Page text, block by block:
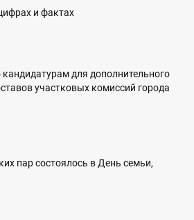
и фактах
для дополнительного
участковых комиссий города
пар состоялось в День семьи,